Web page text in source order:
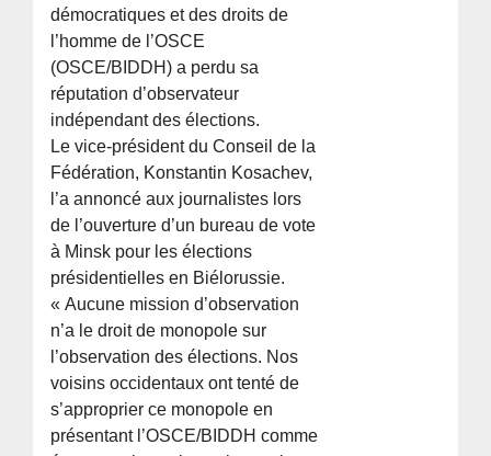
démocratiques et des droits de
l’homme de l’OSCE
(OSCE/BIDDH) a perdu sa
réputation d’observateur
indépendant des élections.
Le vice-président du Conseil de la
Fédération, Konstantin Kosachev,
l’a annoncé aux journalistes lors
de l’ouverture d’un bureau de vote
à Minsk pour les élections
présidentielles en Biélorussie.
« Aucune mission d’observation
n’a le droit de monopole sur
l’observation des élections. Nos
voisins occidentaux ont tenté de
s’approprier ce monopole en
présentant l’OSCE/BIDDH comme